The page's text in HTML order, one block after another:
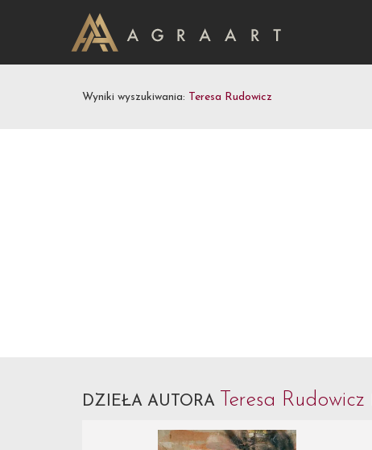
Wyniki wyszukiwania: Teresa Rudowicz
DZIEŁA AUTORA Teresa Rudowicz